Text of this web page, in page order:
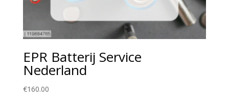
EPR Batterij Service
Nederland
€160.00